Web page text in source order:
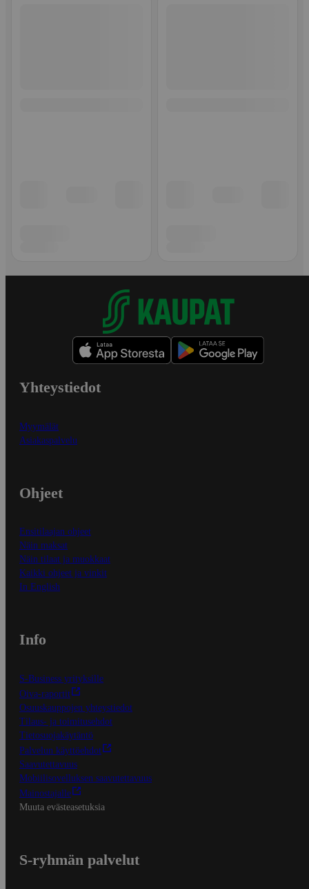
Yhteystiedot
Myymälät
Asiakaspalvelu
Ohjeet
Ensitilaajan ohjeet
Näin maksat
Näin tilaat ja muokkaat
Kaikki ohjeet ja vinkit
In English
Info
S-Business yrityksille
Oiva-raportit
Osuuskauppojen yhteystiedot
Tilaus- ja toimitusehdot
Tietosuojakäytäntö
Palvelun käyttöehdot
Saavutettavuus
Mobiilisovelluksen saavutettavuus
Mainostajalle
Muuta evästeasetuksia
S-ryhmän palvelut